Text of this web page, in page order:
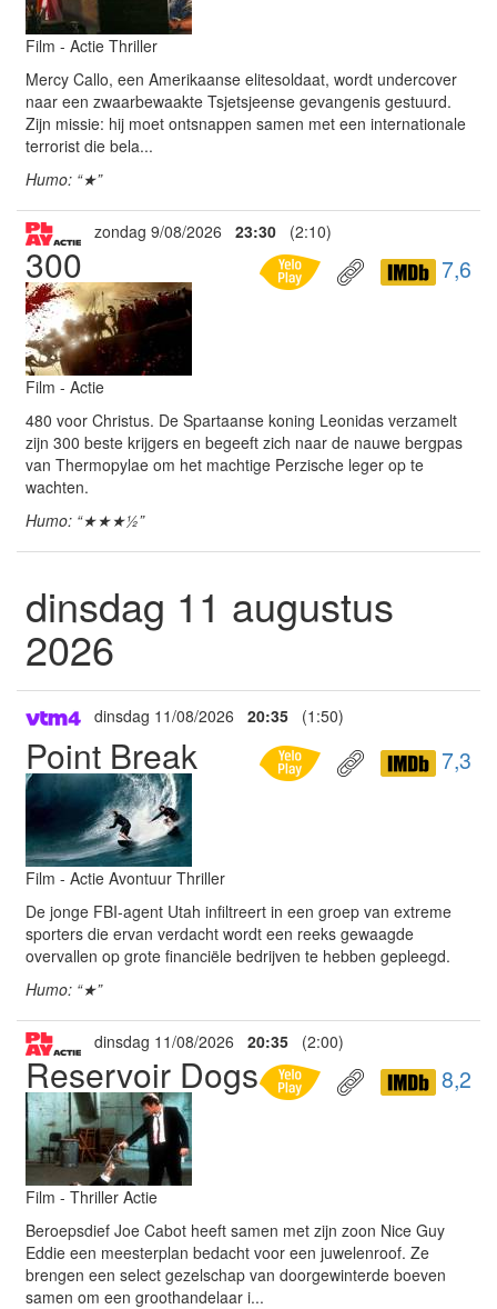
Film - Actie Thriller
Mercy Callo, een Amerikaanse elitesoldaat, wordt undercover
naar een zwaarbewaakte Tsjetsjeense gevangenis gestuurd.
Zijn missie: hij moet ontsnappen samen met een internationale
terrorist die bela...
Humo: “★”
zondag 9/08/2026 23:30 (2:10)
300 7,6
Film - Actie
480 voor Christus. De Spartaanse koning Leonidas verzamelt
zijn 300 beste krijgers en begeeft zich naar de nauwe bergpas
van Thermopylae om het machtige Perzische leger op te
wachten.
Humo: “★★★½”
dinsdag 11 augustus
2026
dinsdag 11/08/2026 20:35 (1:50)
Point Break 7,3
Film - Actie Avontuur Thriller
De jonge FBI-agent Utah infiltreert in een groep van extreme
sporters die ervan verdacht wordt een reeks gewaagde
overvallen op grote financiële bedrijven te hebben gepleegd.
Humo: “★”
dinsdag 11/08/2026 20:35 (2:00)
Reservoir Dogs 8,2
Film - Thriller Actie
Beroepsdief Joe Cabot heeft samen met zijn zoon Nice Guy
Eddie een meesterplan bedacht voor een juwelenroof. Ze
brengen een select gezelschap van doorgewinterde boeven
samen om een groothandelaar i...